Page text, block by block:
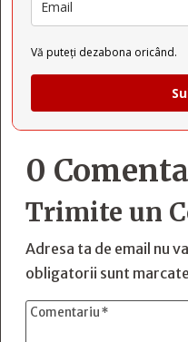
Vă puteți dezabona oricând.
0
Trimite un
Adresa ta de email nu
obligatorii sunt